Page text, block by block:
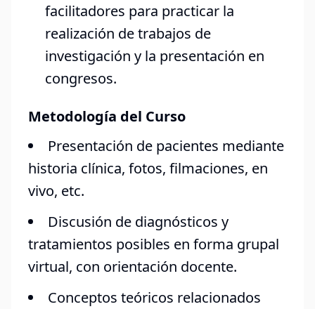
facilitadores para practicar la
realización de trabajos de
investigación y la presentación en
congresos.
Metodología del Curso
Presentación de pacientes mediante
historia clínica, fotos, filmaciones, en
vivo, etc.
Discusión de diagnósticos y
tratamientos posibles en forma grupal
virtual, con orientación docente.
Conceptos teóricos relacionados